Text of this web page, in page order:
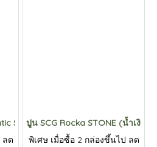
Stone (ม่วง)
ลด
ปูน SCG Rocka STONE (น้ำเงิน)
พิเศษ เมื่อซื้อ 2 กล่องขึ้นไป ลด